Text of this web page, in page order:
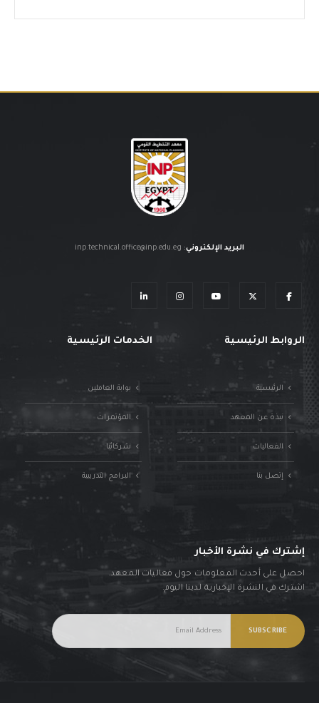
البريد الإلكتروني:
inp.technical.office@inp.edu.eg
الروابط الرئيسية
الرئيسية
نبذة عن المعهد
الفعاليات
إتصل بنا
الخدمات الرئيسية
بوابة العاملين
المؤتمرات
شركائنا
البرامج التدريبية
إشترك في نشرة الأخبار
احصل على أحدث المعلومات حول فعاليات المعهد.
اشترك في النشرة الإخبارية لدينا اليوم.